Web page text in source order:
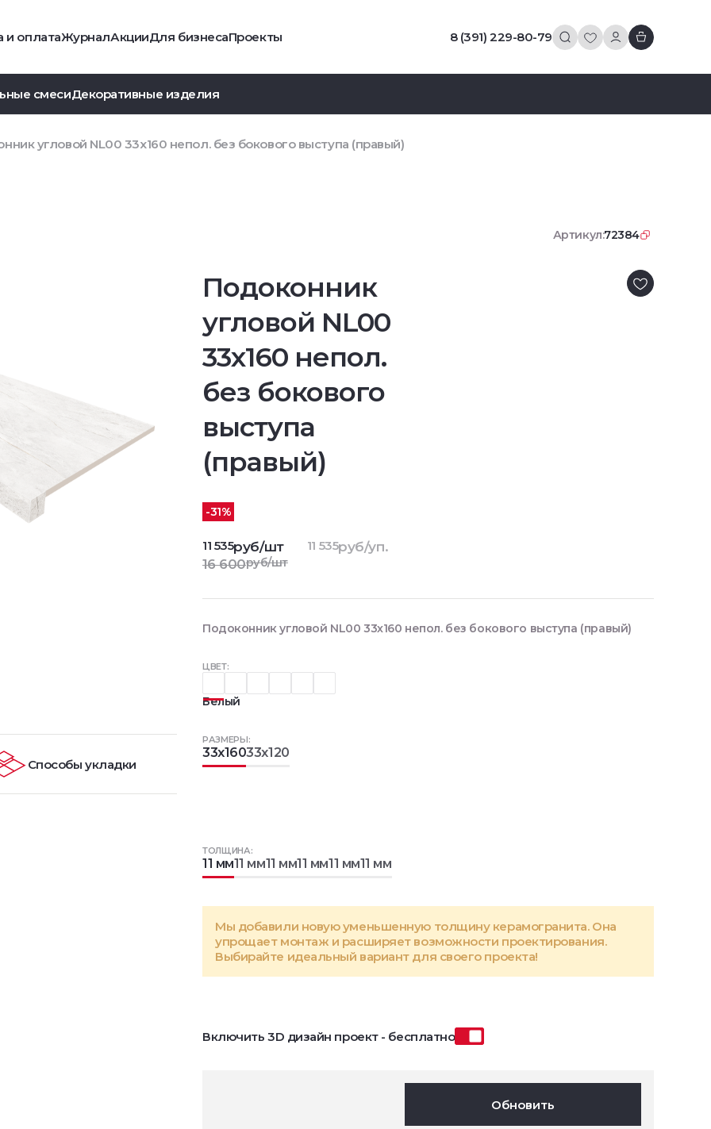
и оплатаЖурналАкцииДля бизнесаПроекты 8 (391) 229-80-79
смесиДекоративные изделия
угловой NL00 33х160 непол. без бокового выступа (правый)
Артикул:72384
Подоконник
угловой NL00
33х160 непол.
без бокового
выступа
(правый)
ЦВЕТ:
Белый
РАЗМЕРЫ:
33x16033x120
ТОЛЩИНА:
11 мм11 мм11 мм11 мм11 мм11 мм
Мы добавили новую уменьшенную толщину керамогранита. Она
упрощает монтаж и расширяет возможности проектирования.
Выбирайте идеальный вариант для своего проекта!
Включить 3D дизайн проект - бесплатно
-31%
11 535руб/шт
16 600руб/шт
11 535руб/уп.
Обновить
Подоконник угловой NL00 33х160 непол. без бокового выступа (правый)
Способы укладки